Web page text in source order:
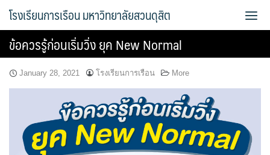
content
Bread Exclusive
Cake Exclusive
main2
โรงเรียนการเรือน มหาวิทยาลัยสวนดุสิต
ข้อควรรู้ก่อนเริ่มวิ่ง ยุค New Normal
January 28, 2021 โรงเรียนการเรือน More